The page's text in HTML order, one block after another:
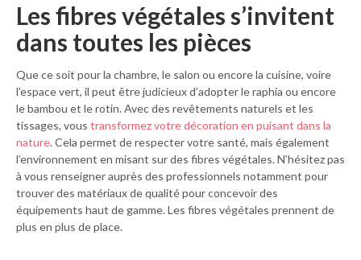
Les fibres végétales s’invitent
dans toutes les pièces
Que ce soit pour la chambre, le salon ou encore la cuisine, voire
l’espace vert, il peut être judicieux d’adopter le raphia ou encore
le bambou et le rotin. Avec des revêtements naturels et les
tissages, vous transformez votre décoration en puisant dans la
nature. Cela permet de respecter votre santé, mais également
l’environnement en misant sur des fibres végétales. N’hésitez pas
à vous renseigner auprès des professionnels notamment pour
trouver des matériaux de qualité pour concevoir des
équipements haut de gamme. Les fibres végétales prennent de
plus en plus de place.